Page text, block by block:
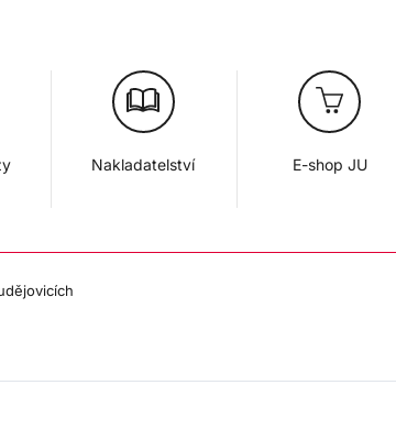
Nakladatelství E-shop JU